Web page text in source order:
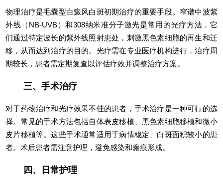
物理治疗是毛囊型白癜风白斑初期治疗的重要手段。窄谱中波紫
外线（NB-UVB）和308纳米准分子激光是常用的光疗方法，它
们通过特定波长的紫外线照射患处，刺激黑色素细胞的再生和迁
移，从而达到治疗的目的。光疗需在专业医疗机构进行，治疗周
期较长，患者需定期复查以评估疗效并调整治疗方案。
三、手术治疗
对于药物治疗和光疗效果不佳的患者，手术治疗是一种可行的选
择。常见的手术方法包括自体表皮移植、黑色素细胞移植和微小
皮片移植等。这些手术通常适用于病情稳定、白斑面积较小的患
者。术后患者需注意护理，避免感染和瘢痕形成。
四、日常护理